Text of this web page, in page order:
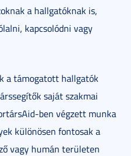
a hallgatóknak is,
kapcsolódni vagy
a támogatott hallgatók
saját szakmai
ben végzett munka
különösen fontosak a
vagy humán területen